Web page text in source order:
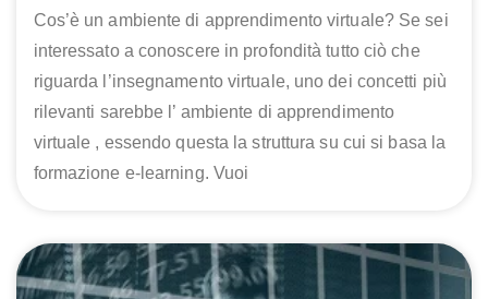
Cos’è un ambiente di apprendimento virtuale? Se sei
interessato a conoscere in profondità tutto ciò che
riguarda l’insegnamento virtuale, uno dei concetti più
rilevanti sarebbe l’ ambiente di apprendimento
virtuale , essendo questa la struttura su cui si basa la
formazione e-learning. Vuoi